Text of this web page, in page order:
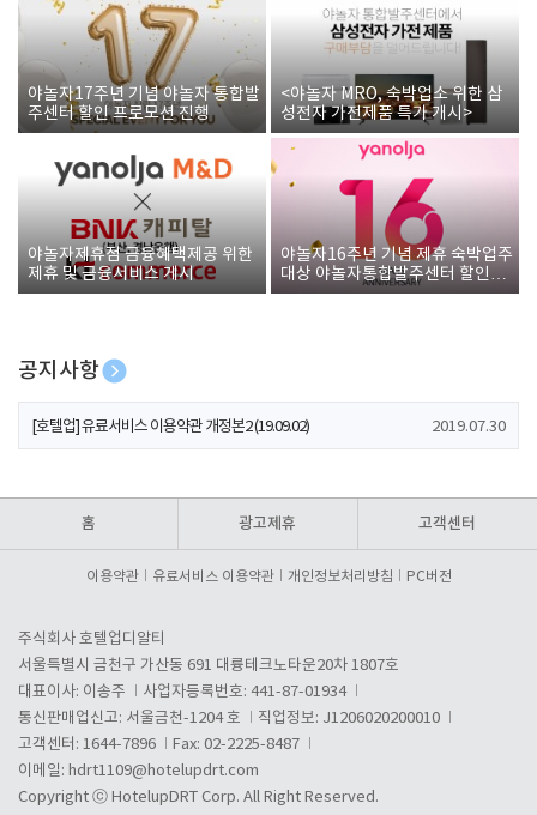
야놀자17주년 기념 야놀자 통합발
주센터 할인 프로모션 진행
<야놀자 MRO, 숙박업소 위한 삼
성전자 가전제품 특가 개시>
야놀자제휴점 금융혜택제공 위한
제휴 및 금융서비스 게시
야놀자16주년 기념 제휴 숙박업주
대상 야놀자통합발주센터 할인쿠
폰 증정
공지사항
[호텔업] 개인정보 처리방침 개정본1 (19.09.02)
[호텔업] 유료서비스 이용약관 개정본2 (19.09.02) 2019.07.30
홈 광고제휴 고객센터
이용약관 유료서비스 이용약관 개인정보처리방침 PC버전
주식회사 호텔업디알티
서울특별시 금천구 가산동 691 대륭테크노타운20차 1807호
대표이사: 이송주
사업자등록번호: 441-87-01934
통신판매업신고: 서울금천-1204 호
직업정보: J1206020200010
고객센터: 1644-7896
Fax: 02-2225-8487
이메일: hdrt1109@hotelupdrt.com
Copyright ⓒ HotelupDRT Corp. All Right Reserved.